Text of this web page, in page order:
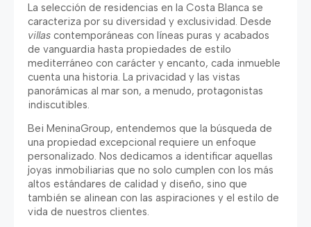
La selección de residencias en la Costa Blanca se
caracteriza por su diversidad y exclusividad. Desde
villas contemporáneas con líneas puras y acabados
de vanguardia hasta propiedades de estilo
mediterráneo con carácter y encanto, cada inmueble
cuenta una historia. La privacidad y las vistas
panorámicas al mar son, a menudo, protagonistas
indiscutibles.
Bei MeninaGroup, entendemos que la búsqueda de
una propiedad excepcional requiere un enfoque
personalizado. Nos dedicamos a identificar aquellas
joyas inmobiliarias que no solo cumplen con los más
altos estándares de calidad y diseño, sino que
también se alinean con las aspiraciones y el estilo de
vida de nuestros clientes.